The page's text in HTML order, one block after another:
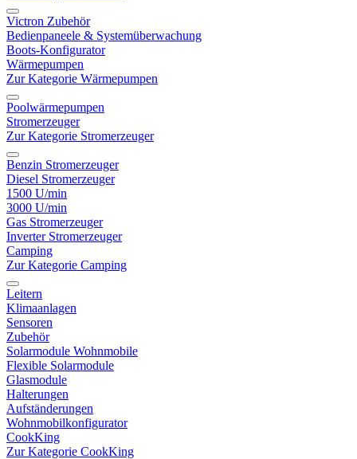
Victron Zubehör
Bedienpaneele & Systemüberwachung
Boots-Konfigurator
Wärmepumpen
Zur Kategorie Wärmepumpen
Poolwärmepumpen
Stromerzeuger
Zur Kategorie Stromerzeuger
Benzin Stromerzeuger
Diesel Stromerzeuger
1500 U/min
3000 U/min
Gas Stromerzeuger
Inverter Stromerzeuger
Camping
Zur Kategorie Camping
Leitern
Klimaanlagen
Sensoren
Zubehör
Solarmodule Wohnmobile
Flexible Solarmodule
Glasmodule
Halterungen
Aufständerungen
Wohnmobilkonfigurator
CookKing
Zur Kategorie CookKing